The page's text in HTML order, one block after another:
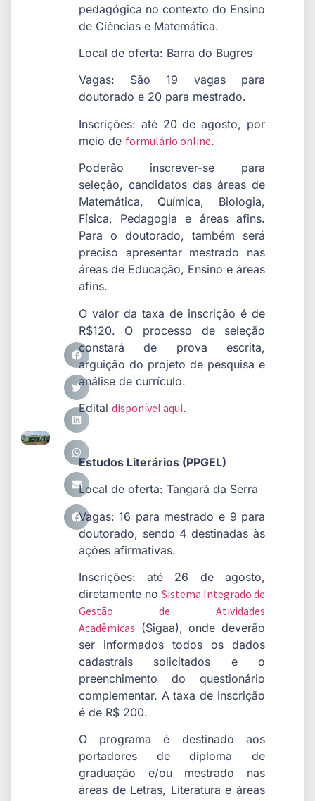
pedagógica no contexto do Ensino
de Ciências e Matemática.
Local de oferta: Barra do Bugres
Vagas: São 19 vagas para
doutorado e 20 para mestrado.
Inscrições: até 20 de agosto, por
meio de formulário online.
Poderão inscrever-se para
seleção, candidatos das áreas de
Matemática, Química, Biologia,
Física, Pedagogia e áreas afins.
Para o doutorado, também será
preciso apresentar mestrado nas
áreas de Educação, Ensino e áreas
afins.
O valor da taxa de inscrição é de
R$120. O processo de seleção
constará de prova escrita,
arguição do projeto de pesquisa e
análise de currículo.
Edital disponível aqui.
Estudos Literários (PPGEL)
Local de oferta: Tangará da Serra
Vagas: 16 para mestrado e 9 para
doutorado, sendo 4 destinadas às
ações afirmativas.
Inscrições: até 26 de agosto,
diretamente no Sistema Integrado de
Gestão de Atividades
Acadêmicas (Sigaa), onde deverão
ser informados todos os dados
cadastrais solicitados e o
preenchimento do questionário
complementar. A taxa de inscrição
é de R$ 200.
O programa é destinado aos
portadores de diploma de
graduação e/ou mestrado nas
áreas de Letras, Literatura e áreas